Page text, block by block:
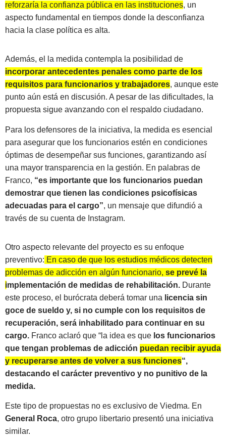
reforzaría la confianza pública en las instituciones, un
aspecto fundamental en tiempos donde la desconfianza
hacia la clase política es alta.
Además, el la medida contempla la posibilidad de
incorporar antecedentes penales como parte de los
requisitos para funcionarios y trabajadores, aunque este
punto aún está en discusión. A pesar de las dificultades, la
propuesta sigue avanzando con el respaldo ciudadano.
Para los defensores de la iniciativa, la medida es esencial
para asegurar que los funcionarios estén en condiciones
óptimas de desempeñar sus funciones, garantizando así
una mayor transparencia en la gestión. En palabras de
Franco, “es importante que los funcionarios puedan
demostrar que tienen las condiciones psicofísicas
adecuadas para el cargo”, un mensaje que difundió a
través de su cuenta de Instagram.
Otro aspecto relevante del proyecto es su enfoque
preventivo: En caso de que los estudios médicos detecten
problemas de adicción en algún funcionario, se prevé la
implementación de medidas de rehabilitación. Durante
este proceso, el burócrata deberá tomar una licencia sin
goce de sueldo y, si no cumple con los requisitos de
recuperación, será inhabilitado para continuar en su
cargo. Franco aclaró que “la idea es que los funcionarios
que tengan problemas de adicción puedan recibir ayuda
y recuperarse antes de volver a sus funciones“,
destacando el carácter preventivo y no punitivo de la
medida.
Este tipo de propuestas no es exclusivo de Viedma. En
General Roca, otro grupo libertario presentó una iniciativa
similar.